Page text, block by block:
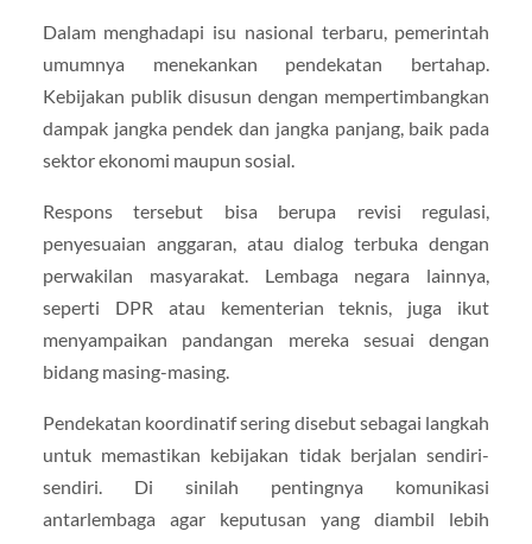
Dalam menghadapi isu nasional terbaru, pemerintah
umumnya menekankan pendekatan bertahap.
Kebijakan publik disusun dengan mempertimbangkan
dampak jangka pendek dan jangka panjang, baik pada
sektor ekonomi maupun sosial.
Respons tersebut bisa berupa revisi regulasi,
penyesuaian anggaran, atau dialog terbuka dengan
perwakilan masyarakat. Lembaga negara lainnya,
seperti DPR atau kementerian teknis, juga ikut
menyampaikan pandangan mereka sesuai dengan
bidang masing-masing.
Pendekatan koordinatif sering disebut sebagai langkah
untuk memastikan kebijakan tidak berjalan sendiri-
sendiri. Di sinilah pentingnya komunikasi
antarlembaga agar keputusan yang diambil lebih